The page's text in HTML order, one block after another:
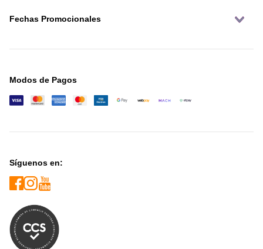
Fechas Promocionales
Modos de Pagos
Síguenos en: